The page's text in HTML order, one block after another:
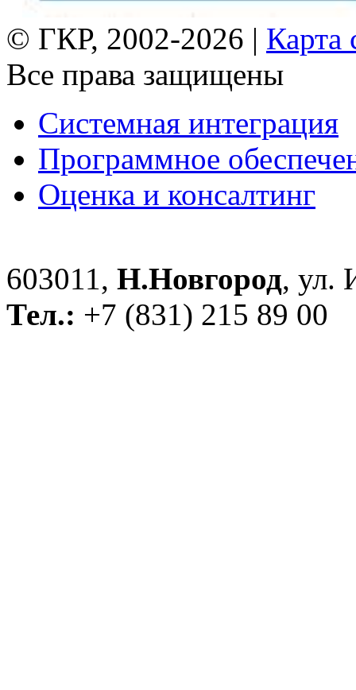
© ГКР, 2002-2026 | Карта
Все права защищены
Системная интеграция
Программное
Оценка и консалтинг
603011, Н.Новгород, ул.
Тел.: +7 (831) 215 89 00